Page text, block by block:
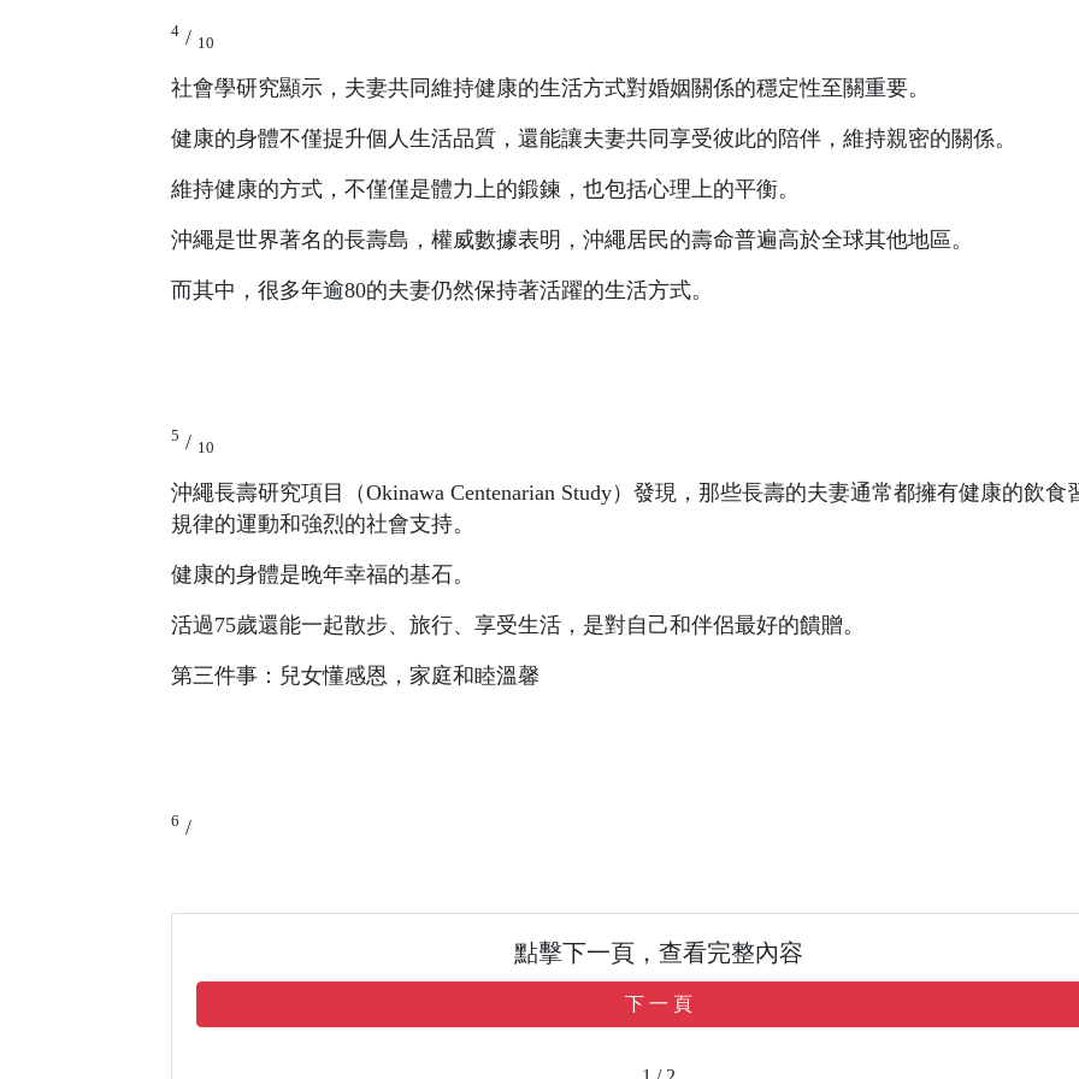
4 / 10
社會學研究顯示，夫妻共同維持健康的生活方式對婚姻關係的穩定性至關重要。
健康的身體不僅提升個人生活品質，還能讓夫妻共同享受彼此的陪伴，維持親密的關係。
維持健康的方式，不僅僅是體力上的鍛鍊，也包括心理上的平衡。
沖繩是世界著名的長壽島，權威數據表明，沖繩居民的壽命普遍高於全球其他地區。
而其中，很多年逾80的夫妻仍然保持著活躍的生活方式。
5 / 10
沖繩長壽研究項目（Okinawa Centenarian Study）發現，那些長壽的夫妻通常都擁有健康的飲食
規律的運動和強烈的社會支持。
健康的身體是晚年幸福的基石。
活過75歲還能一起散步、旅行、享受生活，是對自己和伴侶最好的饋贈。
第三件事：兒女懂感恩，家庭和睦溫馨
6 /
點擊下一頁，查看完整內容
下 一 頁